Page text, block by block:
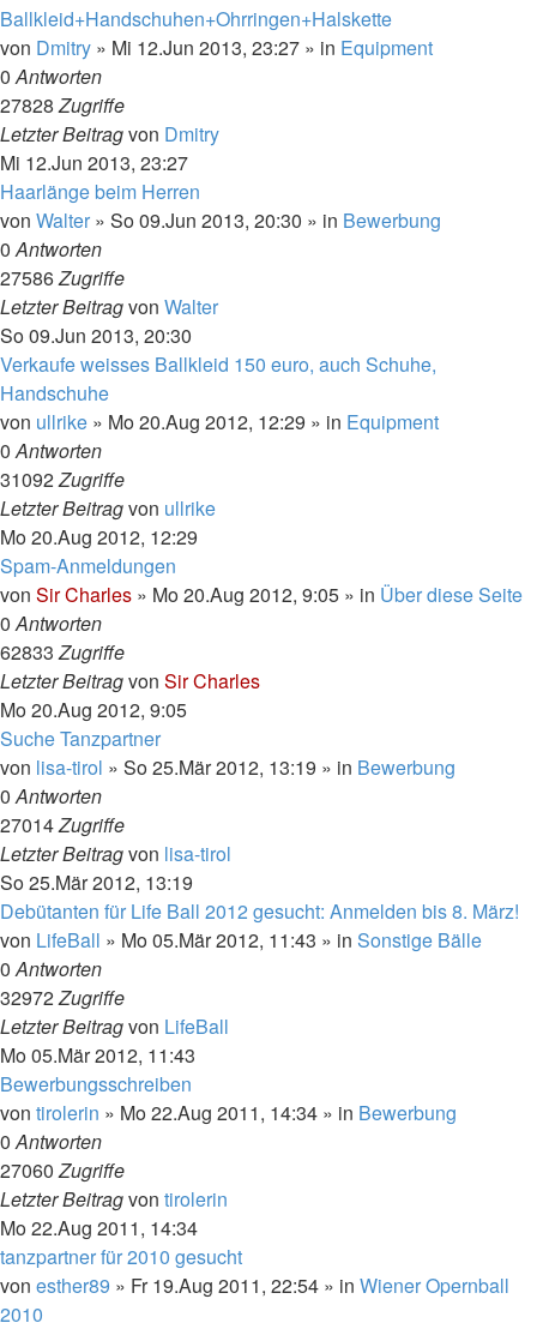
Ballkleid+Handschuhen+Ohrringen+Halskette
von Dmitry » Mi 12.Jun 2013, 23:27 » in Equipment
0Antworten
27828Zugriffe
Letzter Beitragvon Dmitry
Mi 12.Jun 2013, 23:27
Haarlänge beim Herren
von Walter » So 09.Jun 2013, 20:30 » in Bewerbung
0Antworten
27586Zugriffe
Letzter Beitragvon Walter
So 09.Jun 2013, 20:30
Verkaufe weisses Ballkleid 150 euro, auch Schuhe,
Handschuhe
von ullrike » Mo 20.Aug 2012, 12:29 » in Equipment
0Antworten
31092Zugriffe
Letzter Beitragvon ullrike
Mo 20.Aug 2012, 12:29
Spam-Anmeldungen
von Sir Charles » Mo 20.Aug 2012, 9:05 » in Über diese Seite
0Antworten
62833Zugriffe
Letzter Beitragvon Sir Charles
Mo 20.Aug 2012, 9:05
Suche Tanzpartner
von lisa-tirol » So 25.Mär 2012, 13:19 » in Bewerbung
0Antworten
27014Zugriffe
Letzter Beitragvon lisa-tirol
So 25.Mär 2012, 13:19
Debütanten für Life Ball 2012 gesucht: Anmelden bis 8. März!
von LifeBall » Mo 05.Mär 2012, 11:43 » in Sonstige Bälle
0Antworten
32972Zugriffe
Letzter Beitragvon LifeBall
Mo 05.Mär 2012, 11:43
Bewerbungsschreiben
von tirolerin » Mo 22.Aug 2011, 14:34 » in Bewerbung
0Antworten
27060Zugriffe
Letzter Beitragvon tirolerin
Mo 22.Aug 2011, 14:34
tanzpartner für 2010 gesucht
von esther89 » Fr 19.Aug 2011, 22:54 » in Wiener Opernball
2010